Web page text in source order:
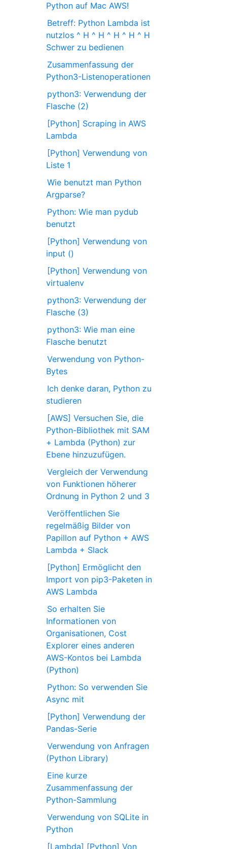
Python auf Mac AWS!
Betreff: Python Lambda ist
nutzlos ^ H ^ H ^ H ^ H ^ H
Schwer zu bedienen
Zusammenfassung der
Python3-Listenoperationen
python3: Verwendung der
Flasche (2)
[Python] Scraping in AWS
Lambda
[Python] Verwendung von
Liste 1
Wie benutzt man Python
Argparse?
Python: Wie man pydub
benutzt
[Python] Verwendung von
input ()
[Python] Verwendung von
virtualenv
python3: Verwendung der
Flasche (3)
python3: Wie man eine
Flasche benutzt
Verwendung von Python-
Bytes
Ich denke daran, Python zu
studieren
[AWS] Versuchen Sie, die
Python-Bibliothek mit SAM
+ Lambda (Python) zur
Ebene hinzuzufügen.
Vergleich der Verwendung
von Funktionen höherer
Ordnung in Python 2 und 3
Veröffentlichen Sie
regelmäßig Bilder von
Papillon auf Python + AWS
Lambda + Slack
[Python] Ermöglicht den
Import von pip3-Paketen in
AWS Lambda
So erhalten Sie
Informationen von
Organisationen, Cost
Explorer eines anderen
AWS-Kontos bei Lambda
(Python)
Python: So verwenden Sie
Async mit
[Python] Verwendung der
Pandas-Serie
Verwendung von Anfragen
(Python Library)
Eine kurze
Zusammenfassung der
Python-Sammlung
Verwendung von SQLite in
Python
[Lambda] [Python] Von